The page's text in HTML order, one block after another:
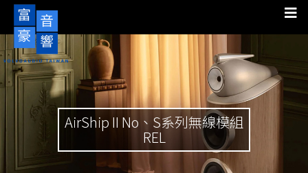
AirShip II No、S系列無線模組
REL